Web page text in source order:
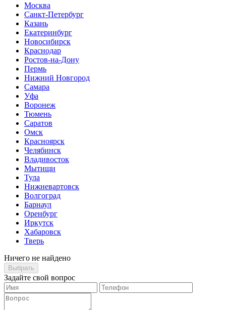
Москва
Санкт-Петербург
Казань
Екатеринбург
Новосибирск
Краснодар
Ростов-на-Дону
Пермь
Нижний Новгород
Самара
Уфа
Воронеж
Тюмень
Саратов
Омск
Красноярск
Челябинск
Владивосток
Мытищи
Тула
Нижневартовск
Волгоград
Барнаул
Оренбург
Иркутск
Хабаровск
Тверь
Ничего не найдено
Выбрать
Задайте свой вопрос